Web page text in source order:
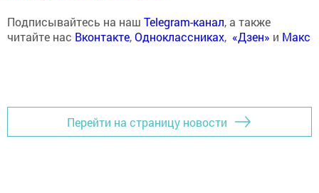
Подписывайтесь на наш Telegram-канал, а также
читайте нас Вконтакте,Одноклассниках, «Дзен» и Макс
Перейти на страницу новости